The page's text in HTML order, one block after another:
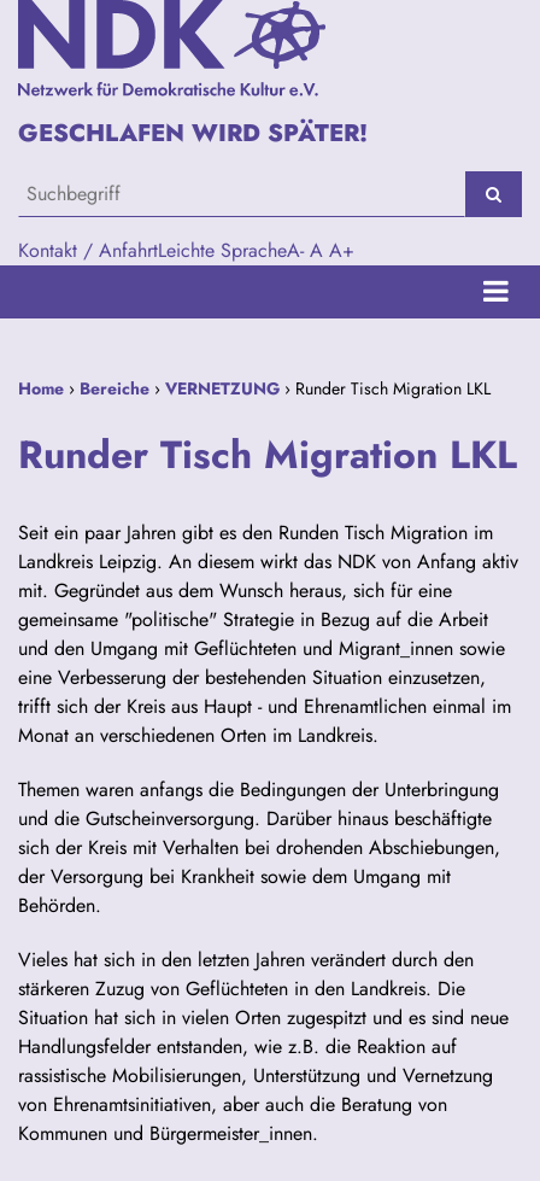
Kontakt / AnfahrtLeichte SpracheA- A A+
GESCHLAFEN WIRD SPÄTER!
Home › Bereiche › VERNETZUNG › Runder Tisch Migration LKL
Runder Tisch Migration LKL
Seit ein paar Jahren gibt es den Runden Tisch Migration im
Landkreis Leipzig. An diesem wirkt das NDK von Anfang aktiv
mit. Gegründet aus dem Wunsch heraus, sich für eine
gemeinsame "politische" Strategie in Bezug auf die Arbeit
und den Umgang mit Geflüchteten und Migrant_innen sowie
eine Verbesserung der bestehenden Situation einzusetzen,
trifft sich der Kreis aus Haupt - und Ehrenamtlichen einmal im
Monat an verschiedenen Orten im Landkreis.
Themen waren anfangs die Bedingungen der Unterbringung
und die Gutscheinversorgung. Darüber hinaus beschäftigte
sich der Kreis mit Verhalten bei drohenden Abschiebungen,
der Versorgung bei Krankheit sowie dem Umgang mit
Behörden.
Vieles hat sich in den letzten Jahren verändert durch den
stärkeren Zuzug von Geflüchteten in den Landkreis. Die
Situation hat sich in vielen Orten zugespitzt und es sind neue
Handlungsfelder entstanden, wie z.B. die Reaktion auf
rassistische Mobilisierungen, Unterstützung und Vernetzung
von Ehrenamtsinitiativen, aber auch die Beratung von
Kommunen und Bürgermeister_innen.